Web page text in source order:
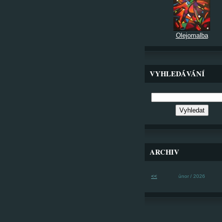
Olejomalba
VYHLEDÁVÁNÍ
ARCHIV
<< únor / 2026